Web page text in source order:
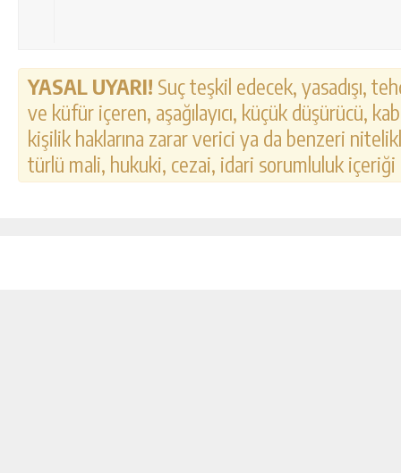
YASAL UYARI! Suç teşkil edecek, yasadışı,
ve küfür içeren, aşağılayıcı, küçük düşürücü,
kişilik haklarına zarar verici ya da benzeri
türlü mali, hukuki, cezai, idari sorumluluk